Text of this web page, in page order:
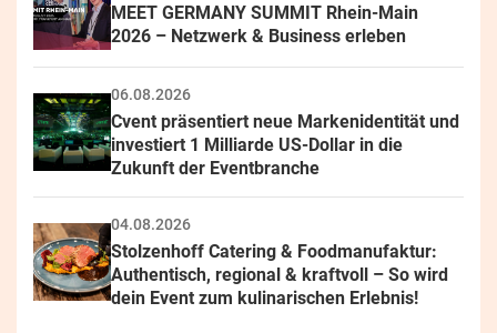
MEET GERMANY SUMMIT Rhein-Main
2026 – Netzwerk & Business erleben
06.08.2026
Cvent präsentiert neue Markenidentität und
investiert 1 Milliarde US-Dollar in die
Zukunft der Eventbranche
04.08.2026
Stolzenhoff Catering & Foodmanufaktur:
Authentisch, regional & kraftvoll – So wird
dein Event zum kulinarischen Erlebnis!